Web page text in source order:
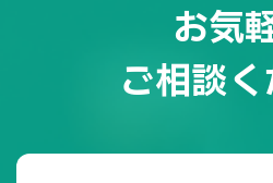
お気
ご相談